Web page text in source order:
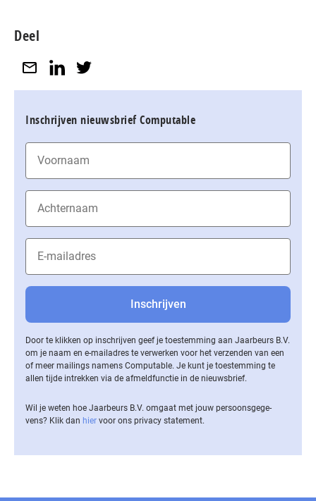
Deel
Inschrijven nieuwsbrief Computable
Door te klikken op inschrijven geef je toestemming aan Jaarbeurs B.V.
om je naam en e-mailadres te verwerken voor het verzenden van een
of meer mailings namens Computable. Je kunt je toestemming te
allen tijde intrekken via de af­meld­func­tie in de nieuwsbrief.
Wil je weten hoe Jaarbeurs B.V. omgaat met jouw per­soons­ge­ge­
vens? Klik dan hier voor ons privacy statement.